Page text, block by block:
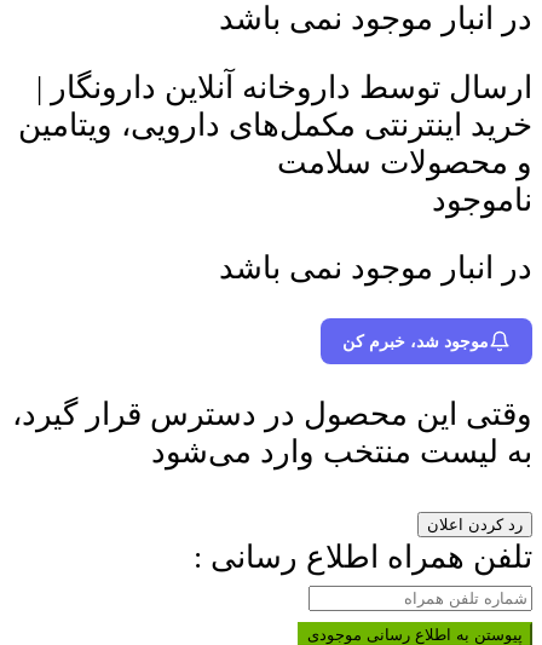
در انبار موجود نمی باشد
ارسال توسط داروخانه آنلاین دارونگار |
خرید اینترنتی مکمل‌های دارویی، ویتامین
و محصولات سلامت
ناموجود
در انبار موجود نمی باشد
موجود شد، خبرم کن
وقتی این محصول در دسترس قرار گیرد،
به لیست منتخب وارد می‌شود
رد کردن اعلان
تلفن همراه اطلاع رسانی :
پیوستن به اطلاع رسانی موجودی